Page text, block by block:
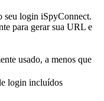
seu login iSpyConnect.
para gerar sua URL e
usado, a menos que
login incluídos